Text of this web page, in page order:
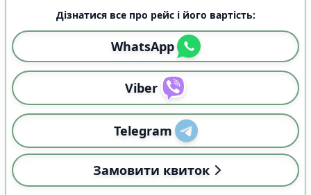
Дізнатися все про рейс і його вартість:
WhatsApp
Viber
Telegram
Замовити квиток